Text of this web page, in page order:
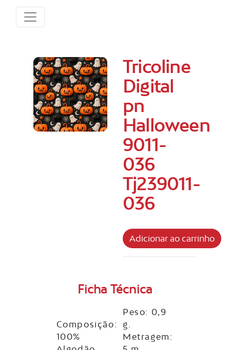
Tricoline
Digital
pn
Halloween
9011-
036
Tj239011-
036
Ficha Técnica
Composição:
100%
Peso: 0,9
g.
Metragem: